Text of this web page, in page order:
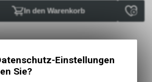
In den Warenkorb
Grip? Das Chester Pedal von Race
Einstellungen
Sie?